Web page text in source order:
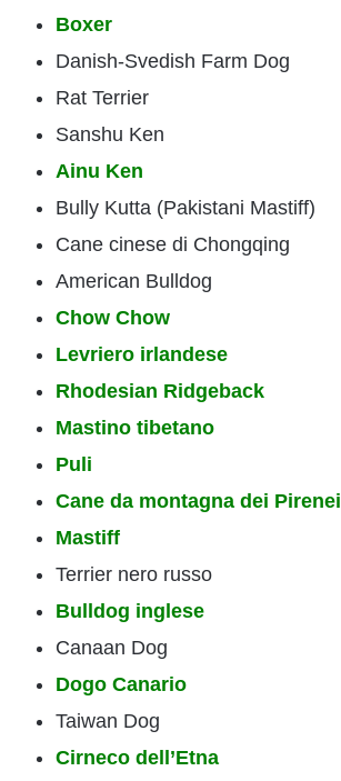
Boxer
Danish-Svedish Farm Dog
Rat Terrier
Sanshu Ken
Ainu Ken
Bully Kutta (Pakistani Mastiff)
Cane cinese di Chongqing
American Bulldog
Chow Chow
Levriero irlandese
Rhodesian Ridgeback
Mastino tibetano
Puli
Cane da montagna dei Pirenei
Mastiff
Terrier nero russo
Bulldog inglese
Canaan Dog
Dogo Canario
Taiwan Dog
Cirneco dell’Etna